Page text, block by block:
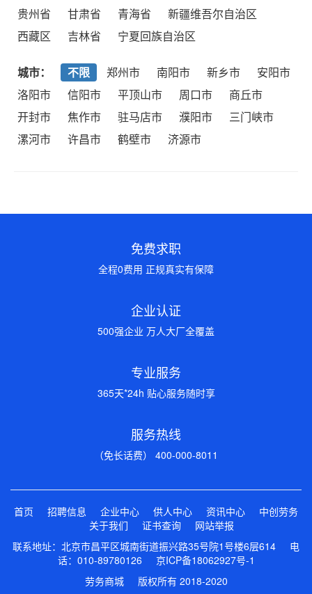
贵州省
甘肃省 青海省
新疆维吾尔自治区
西藏区
吉林省 宁夏回族自治区
城市： 不限 郑州市 南阳市 新乡市
安阳市
洛阳市
信阳市 平顶山市 周口市
商丘市
开封市
焦作市 驻马店市 濮阳市
三门峡市
漯河市
许昌市 鹤壁市 济源市
免费求职
全程0费用 正规真实有保障
企业认证
500强企业 万人大厂全覆盖
专业服务
365天*24h 贴心服务随时享
服务热线
（免长话费） 400-000-8011
首页 招聘信息 企业中心 供人中心 资讯中心
中创劳务
关于我们
证书查询
网站举报
联系地址：北京市昌平区城南街道振兴路35号院1号楼6层614 电
话：010-89780126 京ICP备18062927号-1
劳务商城 版权所有 2018-2020